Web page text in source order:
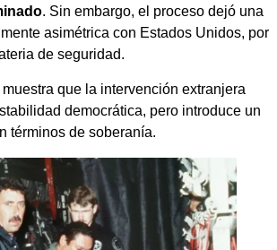
. Sin embargo, el proceso dejó una
asimétrica con Estados Unidos, por
de seguridad.
que la intervención extranjera
democrática, pero introduce un
términos de soberanía.